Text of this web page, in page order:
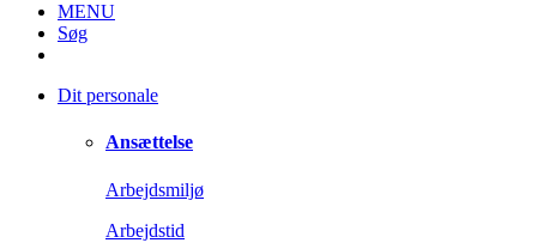
MENU
Søg
Dit personale
Ansættelse
Arbejdsmiljø
Arbejdstid